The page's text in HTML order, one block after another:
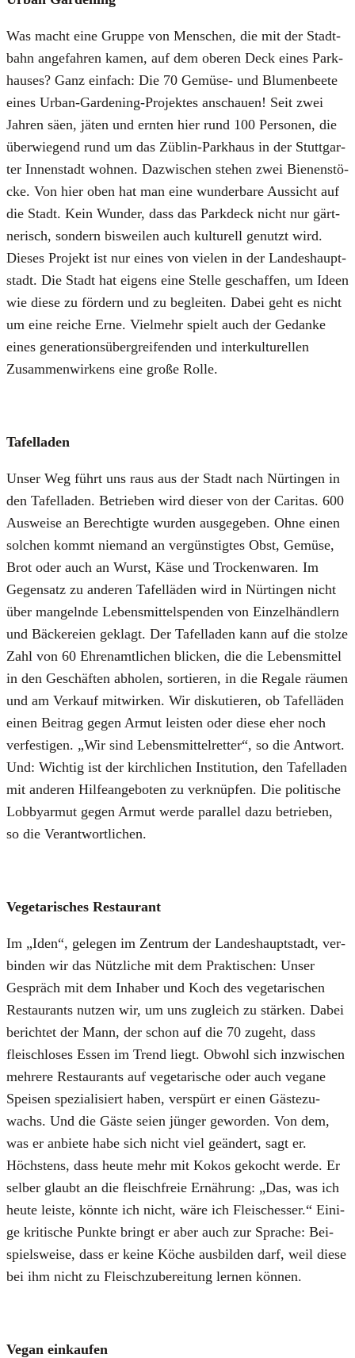
Was macht eine Grup­pe von Men­schen, die mit der Stadt­
bahn ange­fah­ren kamen, auf dem obe­ren Deck eines Park­
hau­ses? Ganz ein­fach: Die 70 Gemü­se- und Blu­men­bee­te
eines Urban-Gar­dening-Pro­jek­tes anschau­en! Seit zwei
Jah­ren säen, jäten und ern­ten hier rund 100 Per­so­nen, die
über­wie­gend rund um das Züb­lin-Park­haus in der Stutt­gar­
ter Innen­stadt woh­nen. Dazwi­schen ste­hen zwei Bie­nen­stö­
cke. Von hier oben hat man eine wun­der­ba­re Aus­sicht auf
die Stadt. Kein Wun­der, dass das Park­deck nicht nur gärt­
ne­risch, son­dern bis­wei­len auch kul­tu­rell genutzt wird.
Die­ses Pro­jekt ist nur eines von vie­len in der Lan­des­haupt­
stadt. Die Stadt hat eigens eine Stel­le geschaf­fen, um Ideen
wie die­se zu för­dern und zu beglei­ten. Dabei geht es nicht
um eine rei­che Erne. Viel­mehr spielt auch der Gedan­ke
eines gene­ra­ti­ons­über­grei­fen­den und inter­kul­tu­rel­len
Zusam­men­wir­kens eine gro­ße Rol­le.
Tafel­la­den
Unser Weg führt uns raus aus der Stadt nach Nür­tin­gen in
den Tafel­la­den. Betrie­ben wird die­ser von der Cari­tas. 600
Aus­wei­se an Berech­tig­te wur­den aus­ge­ge­ben. Ohne einen
sol­chen kommt nie­mand an ver­güns­tig­tes Obst, Gemü­se,
Brot oder auch an Wurst, Käse und Tro­cken­wa­ren. Im
Gegen­satz zu ande­ren Tafel­lä­den wird in Nür­tin­gen nicht
über man­geln­de Lebens­mit­tel­spen­den von Ein­zel­händ­lern
und Bäcke­rei­en geklagt. Der Tafel­la­den kann auf die stol­ze
Zahl von 60 Ehren­amt­li­chen bli­cken, die die Lebens­mit­tel
in den Geschäf­ten abho­len, sor­tie­ren, in die Rega­le räu­men
und am Ver­kauf mit­wir­ken. Wir dis­ku­tie­ren, ob Tafel­lä­den
einen Bei­trag gegen Armut leis­ten oder die­se eher noch
ver­fes­ti­gen. „Wir sind Lebens­mit­tel­ret­ter“, so die Ant­wort.
Und: Wich­tig ist der kirch­li­chen Insti­tu­ti­on, den Tafel­la­den
mit ande­ren Hil­fe­an­ge­bo­ten zu ver­knüp­fen. Die poli­ti­sche
Lob­by­ar­mut gegen Armut wer­de par­al­lel dazu betrie­ben,
so die Ver­ant­wort­li­chen.
Vege­ta­ri­sches Restau­rant
Im „Iden“, gele­gen im Zen­trum der Lan­des­haupt­stadt, ver­
bin­den wir das Nütz­li­che mit dem Prak­ti­schen: Unser
Gespräch mit dem Inha­ber und Koch des vege­ta­ri­schen
Restau­rants nut­zen wir, um uns zugleich zu stär­ken. Dabei
berich­tet der Mann, der schon auf die 70 zugeht, dass
fleisch­lo­ses Essen im Trend liegt. Obwohl sich inzwi­schen
meh­re­re Restau­rants auf vege­ta­ri­sche oder auch vega­ne
Spei­sen spe­zia­li­siert haben, ver­spürt er einen Gäs­te­zu­
wachs. Und die Gäs­te sei­en jün­ger gewor­den. Von dem,
was er anbie­te habe sich nicht viel geän­dert, sagt er.
Höchs­tens, dass heu­te mehr mit Kokos gekocht wer­de. Er
sel­ber glaubt an die fleisch­freie Ernäh­rung: „Das, was ich
heu­te leis­te, könn­te ich nicht, wäre ich Fleisch­esser.“ Eini­
ge kri­ti­sche Punk­te bringt er aber auch zur Spra­che: Bei­
spiels­wei­se, dass er kei­ne Köche aus­bil­den darf, weil die­se
bei ihm nicht zu Fleisch­zu­be­rei­tung ler­nen kön­nen.
Vegan ein­kau­fen